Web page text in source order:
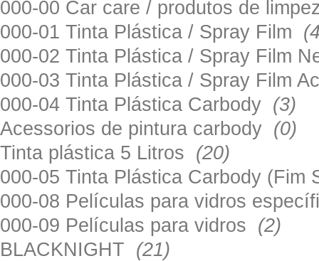
000-00 Car care / produtos de
000-01 Tinta Plástica / Spray Film
000-02 Tinta Plástica / Spray Film
000-03 Tinta Plástica / Spray Film
000-04 Tinta Plástica Carbody (3)
Acessorios de pintura carbody (0)
Tinta plástica 5 Litros (20)
000-05 Tinta Plástica Carbody
000-08 Películas para vidros
000-09 Películas para vidros (2)
BLACKNIGHT (21)